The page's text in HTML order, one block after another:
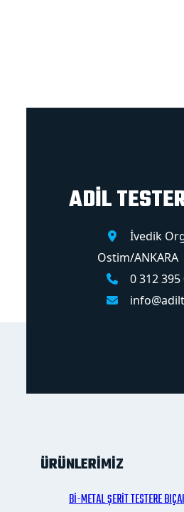
ADİL
İvedik
Ostim/ANKARA
0 312 395
ÜRÜNLERİMİZ
Bİ-METAL ŞERİT TESTERE